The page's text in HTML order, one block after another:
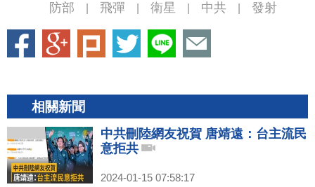
防部
飛彈 衛星 中共 發射
相關新聞
中共刪陸網友祝賀 唐靖遠：台主流民
意拒共
2024-01-15 07:58:17